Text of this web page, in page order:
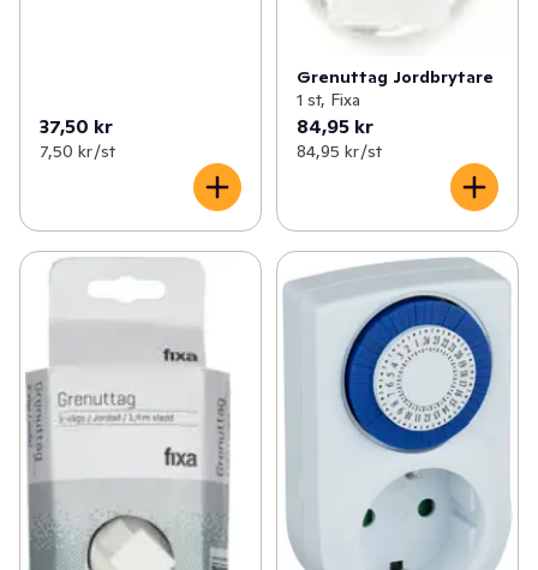
37,50 kr
7,50 kr /st
Grenuttag Jordbrytare
1 st, Fixa
84,95 kr
84,95 kr /st